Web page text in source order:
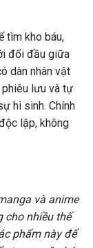
tìm kho báu,
đối đầu giữa
dàn nhân vật
lưu và tự
hi sinh. Chính
lập, không
và anime
cho nhiều thế
phẩm này để